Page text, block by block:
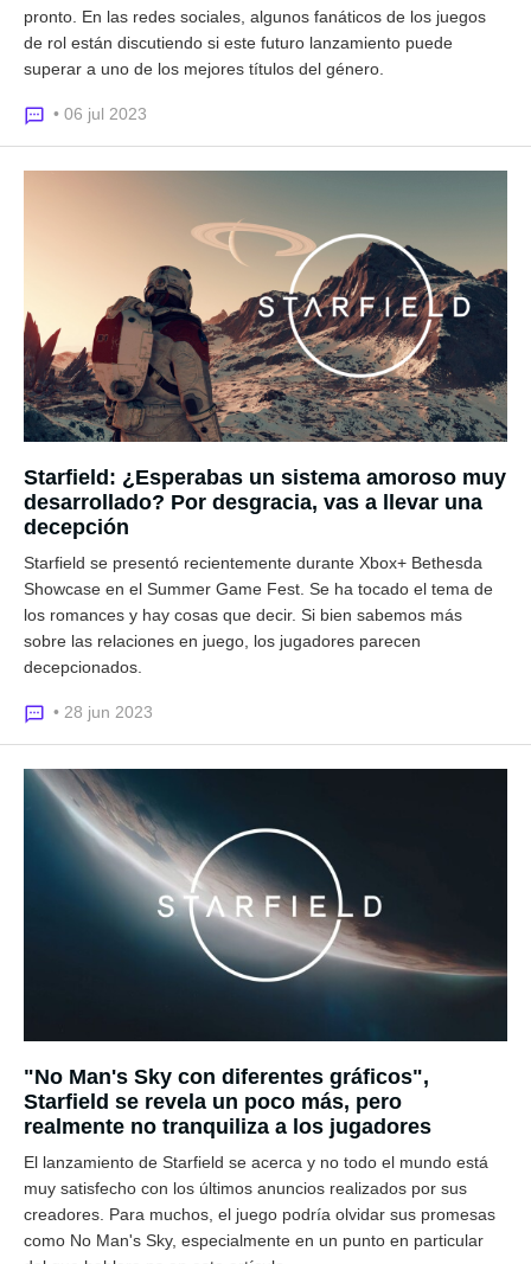
pronto. En las redes sociales, algunos fanáticos de los juegos
de rol están discutiendo si este futuro lanzamiento puede
superar a uno de los mejores títulos del género.
• 06 jul 2023
Starfield: ¿Esperabas un sistema amoroso muy
desarrollado? Por desgracia, vas a llevar una
decepción
Starfield se presentó recientemente durante Xbox+ Bethesda
Showcase en el Summer Game Fest. Se ha tocado el tema de
los romances y hay cosas que decir. Si bien sabemos más
sobre las relaciones en juego, los jugadores parecen
decepcionados.
• 28 jun 2023
"No Man's Sky con diferentes gráficos",
Starfield se revela un poco más, pero
realmente no tranquiliza a los jugadores
El lanzamiento de Starfield se acerca y no todo el mundo está
muy satisfecho con los últimos anuncios realizados por sus
creadores. Para muchos, el juego podría olvidar sus promesas
como No Man's Sky, especialmente en un punto en particular